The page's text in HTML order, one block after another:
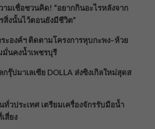
ามเชื่อชวนคิด! “อยากกินอะไรหลังจาก
สิ่งนั้นไว้ตอนยังมีชีวิต”
ะองค์ฯ ติดตามโครงการหุบกะพง–ห้วย
มั่นคงน้ำเพชรบุรี
กรุ๊ปมาเลเซีย DOLLA ส่งซิงเกิลใหม่สุดส
ทั่วประเทศ เตรียมเครื่องจักรรับมือน้ำ
สี่ยง